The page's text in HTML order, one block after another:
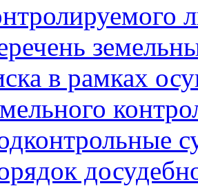
в рамках